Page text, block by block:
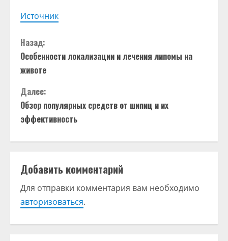
Источник
П
р
о
д
о
ж
и
Назад:
Особенности локализации и лечения липомы на
животе
Далее:
Обзор популярных средств от шипиц и их
эффективность
Добавить комментарий
Для отправки комментария вам необходимо
авторизоваться.